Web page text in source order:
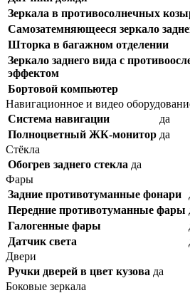
Зеркала в противосолнечных
Самозатемняющееся зеркало
Шторка в багажном отделении
Зеркало заднего вида с
эффектом
Бортовой компьютер
Навигационное и видео
Система навигации
да
Полноцветный ЖК-монитор да
Стёкла
Обогрев заднего стекла да
Фары
Задние противотуманные фонари
Передние противотуманные фары
Галогенные фары
Датчик света
Двери
Ручки дверей в цвет кузова да
Боковые зеркала